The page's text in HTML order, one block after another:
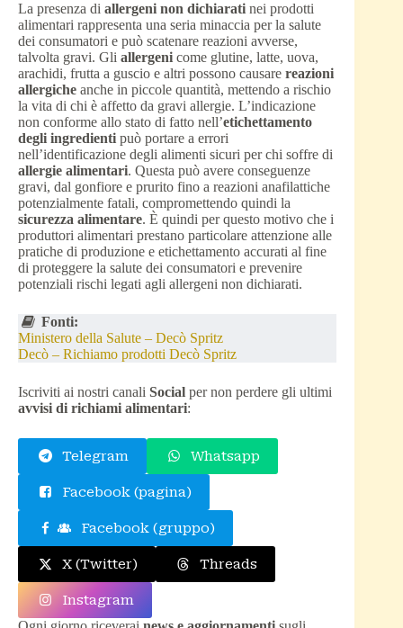
La presenza di allergeni non dichiarati nei prodotti
alimentari rappresenta una seria minaccia per la salute
dei consumatori e può scatenare reazioni avverse,
talvolta gravi. Gli allergeni come glutine, latte, uova,
arachidi, frutta a guscio e altri possono causare reazioni
allergiche anche in piccole quantità, mettendo a rischio
la vita di chi è affetto da gravi allergie. L’indicazione
non conforme allo stato di fatto nell’etichettamento
degli ingredienti può portare a errori
nell’identificazione degli alimenti sicuri per chi soffre di
allergie alimentari. Questa può avere conseguenze
gravi, dal gonfiore e prurito fino a reazioni anafilattiche
potenzialmente fatali, compromettendo quindi la
sicurezza alimentare. È quindi per questo motivo che i
produttori alimentari prestano particolare attenzione alle
pratiche di produzione e etichettamento accurati al fine
di proteggere la salute dei consumatori e prevenire
potenziali rischi legati agli allergeni non dichiarati.
Fonti:
Ministero della Salute – Decò Spritz
Decò – Richiamo prodotti Decò Spritz
Iscriviti ai nostri canali Social per non perdere gli ultimi
avvisi di richiami alimentari:
Telegram Whatsapp
Facebook (pagina)
Facebook (gruppo)
X (Twitter) Threads
Instagram